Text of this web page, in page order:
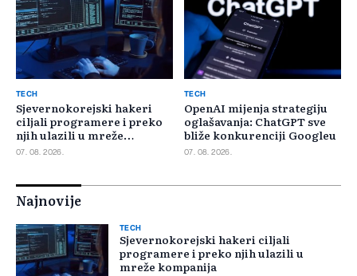
TECH
Sjevernokorejski hakeri
ciljali programere i preko
njih ulazili u mreže
kompanija
07. 08. 2026.
TECH
OpenAI mijenja strategiju
oglašavanja: ChatGPT sve
bliže konkurenciji Googleu
07. 08. 2026.
Najnovije
TECH
Sjevernokorejski hakeri ciljali
programere i preko njih ulazili u
mreže kompanija